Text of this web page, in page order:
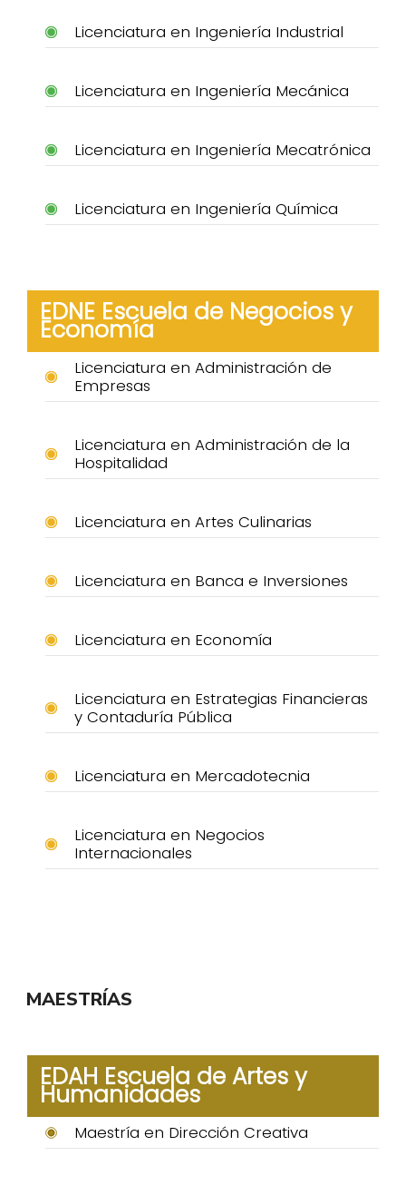
Licenciatura en Ingeniería Industrial
Licenciatura en Ingeniería Mecánica
Licenciatura en Ingeniería Mecatrónica
Licenciatura en Ingeniería Química
EDNE Escuela de Negocios y
Economía
Licenciatura en Administración de
Empresas
Licenciatura en Administración de la
Hospitalidad
Licenciatura en Artes Culinarias
Licenciatura en Banca e Inversiones
Licenciatura en Economía
Licenciatura en Estrategias Financieras
y Contaduría Pública
Licenciatura en Mercadotecnia
Licenciatura en Negocios
Internacionales
MAESTRÍAS
EDAH Escuela de Artes y
Humanidades
Maestría en Dirección Creativa